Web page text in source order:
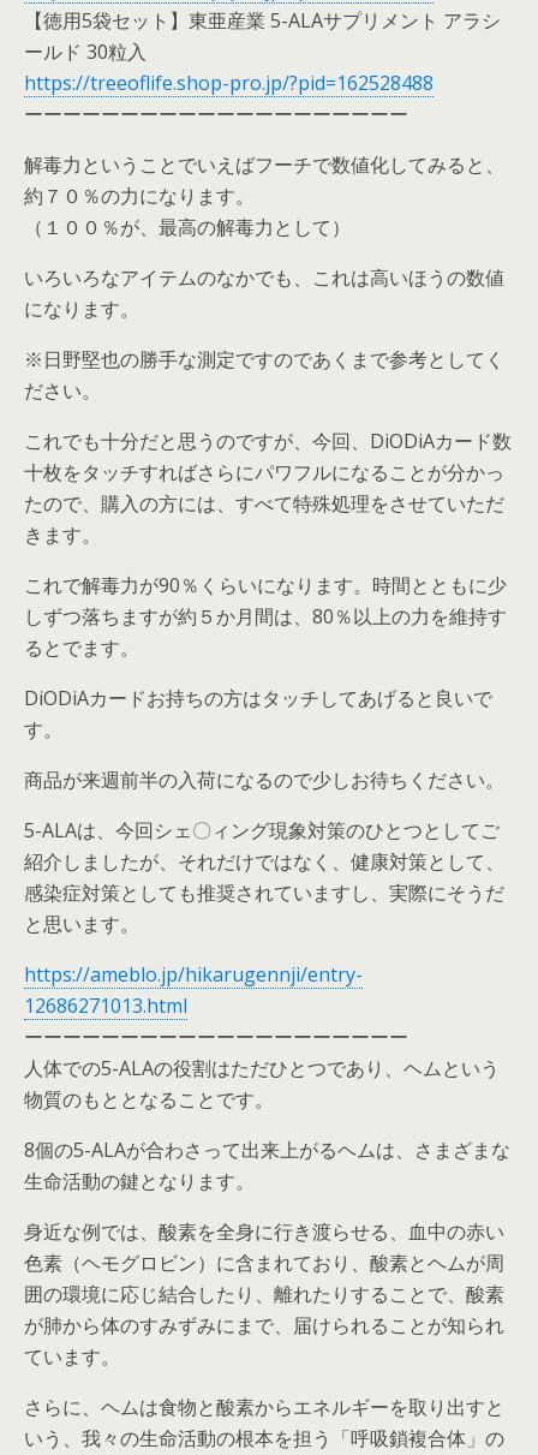
【徳用5袋セット】東亜産業 5-ALAサプリメント アラシ
ールド 30粒入
https://treeoflife.shop-pro.jp/?pid=162528488
ーーーーーーーーーーーーーーーーーーーー
解毒力ということでいえばフーチで数値化してみると、
約７０％の力になります。
（１００％が、最高の解毒力として）
いろいろなアイテムのなかでも、これは高いほうの数値
になります。
※日野堅也の勝手な測定ですのであくまで参考としてく
ださい。
これでも十分だと思うのですが、今回、DiODiAカード数
十枚をタッチすればさらにパワフルになることが分かっ
たので、購入の方には、すべて特殊処理をさせていただ
きます。
これで解毒力が90％くらいになります。時間とともに少
しずつ落ちますが約５か月間は、80％以上の力を維持す
るとでます。
DiODiAカードお持ちの方はタッチしてあげると良いで
す。
商品が来週前半の入荷になるので少しお待ちください。
5-ALAは、今回シェ〇ィング現象対策のひとつとしてご
紹介しましたが、それだけではなく、健康対策として、
感染症対策としても推奨されていますし、実際にそうだ
と思います。
https://ameblo.jp/hikarugennji/entry-
12686271013.html
ーーーーーーーーーーーーーーーーーーーー
人体での5-ALAの役割はただひとつであり、ヘムという
物質のもととなることです。
8個の5-ALAが合わさって出来上がるヘムは、さまざまな
生命活動の鍵となります。
身近な例では、酸素を全身に行き渡らせる、血中の赤い
色素（ヘモグロビン）に含まれており、酸素とヘムが周
囲の環境に応じ結合したり、離れたりすることで、酸素
が肺から体のすみずみにまで、届けられることが知られ
ています。
さらに、ヘムは食物と酸素からエネルギーを取り出すと
いう、我々の生命活動の根本を担う「呼吸鎖複合体」の